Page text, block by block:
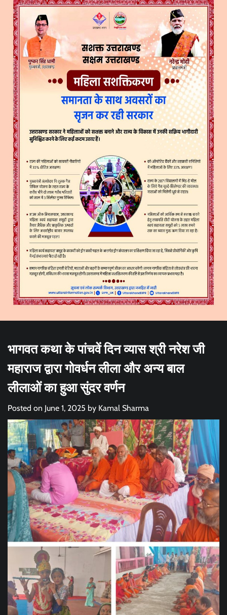
भागवत कथा के पांचवें दिन व्यास श्री नरेश जी
महाराज द्वारा गोवर्धन लीला और अन्य बाल
लीलाओं का हुआ सुंदर वर्णन
Posted on June 1, 2025 by Kamal Sharma